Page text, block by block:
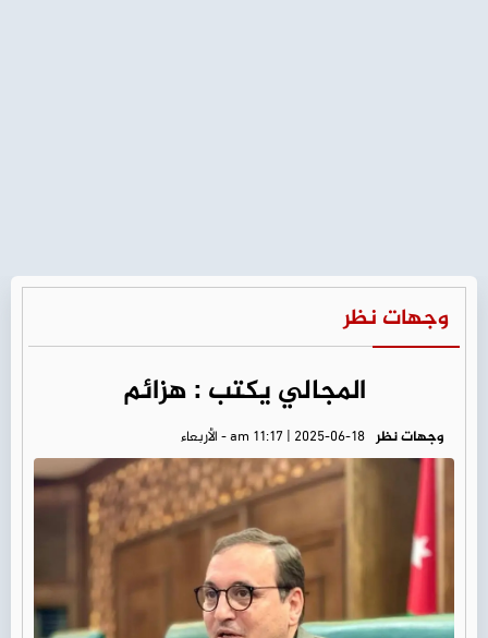
وجهات نظر
المجالي يكتب : هزائم
وجهات نظر am 11:17 | 2025-06-18 - الأربعاء